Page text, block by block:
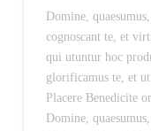
Domine,
cognoscant te, et
qui utuntur hoc
glorificamus te, et
Placere Benedicite
Domine,